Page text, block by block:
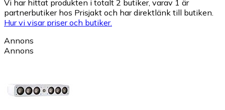
Vi har hittat produkten i totalt 2 butiker, varav 1 är
partnerbutiker hos Prisjakt och har direktlänk till butiken.
Hur vi visar priser och butiker.
Annons
Annons